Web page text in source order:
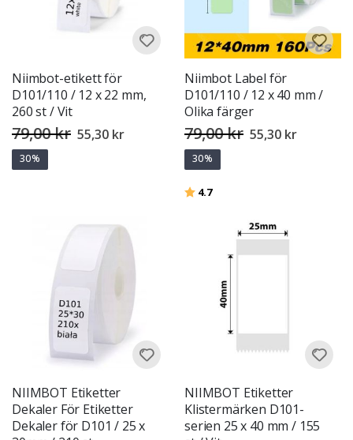
Niimbot-etikett för
D101/110 / 12 x 22 mm,
260 st / Vit
79,00 kr Special
Price
55,30 kr
30%
Niimbot Label för
D101/110 / 12 x 40 mm /
Olika färger
79,00 kr Special
Price
55,30 kr
30%
Betyg:
4.7utav 5 stjärnor
NIIMBOT Etiketter
Dekaler För Etiketter
Dekaler för D101 / 25 x
NIIMBOT Etiketter
Klistermärken D101-
serien 25 x 40 mm / 155